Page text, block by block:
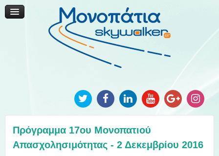
Μονοπάτια Καινοτομίας
Μονοπάτια Τοπικής Ανάπτυξης
Ανακοινώσεις
Φωτογραφίες
Πρόγραμμα 17ου Μονοπατιού
Απασχολησιμότητας - 2 Δεκεμβρίου 2016